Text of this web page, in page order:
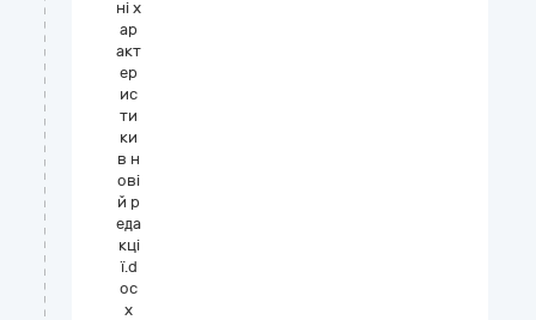
ні х
ар
акт
ер
ис
ти
ки
в н
ові
й р
еда
кці
ї.d
oc
x